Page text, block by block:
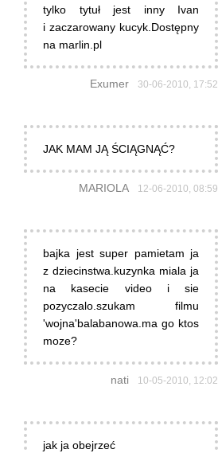
tylko tytuł jest inny Ivan
i zaczarowany kucyk.Dostępny
na marlin.pl
Exumer 30-06-2010, 17:52
JAK MAM JĄ ŚCIĄGNĄĆ?
MARIOLA 12-06-2010, 08:59
bajka jest super pamietam ja
z dziecinstwa.kuzynka miala ja
na kasecie video i sie
pozyczalo.szukam filmu
'wojna'balabanowa.ma go ktos
moze?
nati 10-05-2010, 12:02
jak ja obejrzeć